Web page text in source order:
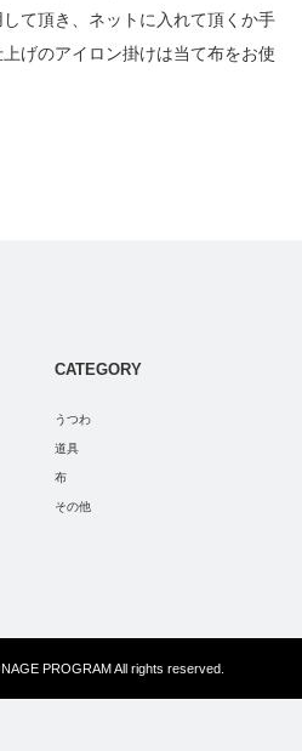
て頂き、ネットに入れて頂くか手
げのアイロン掛けは当て布をお使
CATEGORY
うつわ
道具
布
その他
PROGRAMAll rights reserved.